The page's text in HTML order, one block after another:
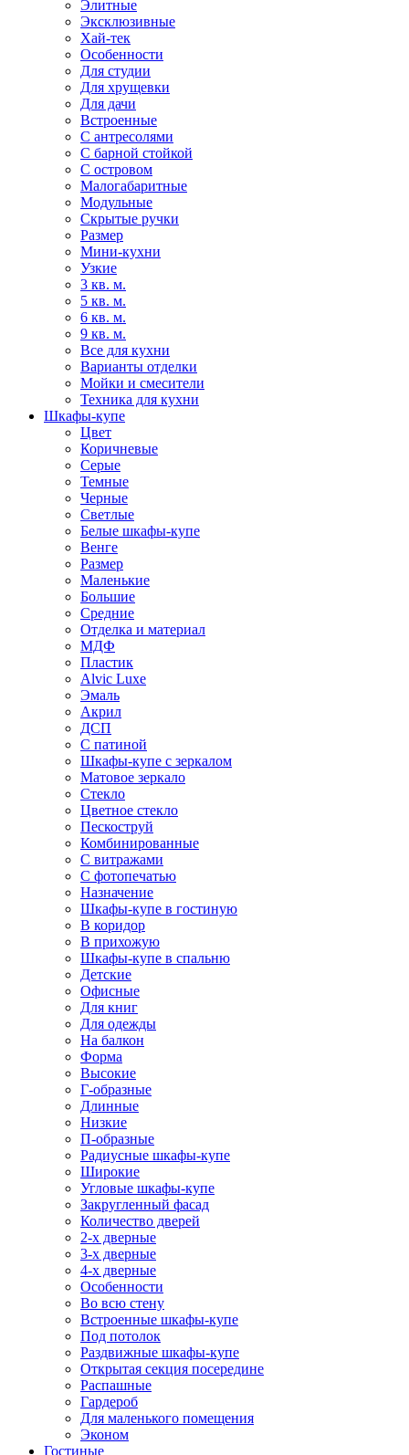
Элитные
Эксклюзивные
Хай-тек
Особенности
Для студии
Для хрущевки
Для дачи
Встроенные
С антресолями
С барной стойкой
С островом
Малогабаритные
Модульные
Скрытые ручки
Размер
Мини-кухни
Узкие
3 кв. м.
5 кв. м.
6 кв. м.
9 кв. м.
Все для кухни
Варианты отделки
Мойки и смесители
Техника для кухни
Шкафы-купе
Цвет
Коричневые
Серые
Темные
Черные
Светлые
Белые шкафы-купе
Венге
Размер
Маленькие
Большие
Средние
Отделка и материал
МДФ
Пластик
Alvic Luxe
Эмаль
Акрил
ДСП
С патиной
Шкафы-купе с зеркалом
Матовое зеркало
Стекло
Цветное стекло
Пескоструй
Комбинированные
С витражами
С фотопечатью
Назначение
Шкафы-купе в гостиную
В коридор
В прихожую
Шкафы-купе в спальню
Детские
Офисные
Для книг
Для одежды
На балкон
Форма
Высокие
Г-образные
Длинные
Низкие
П-образные
Радиусные шкафы-купе
Широкие
Угловые шкафы-купе
Закругленный фасад
Количество дверей
2-х дверные
3-х дверные
4-х дверные
Особенности
Во всю стену
Встроенные шкафы-купе
Под потолок
Раздвижные шкафы-купе
Открытая секция посередине
Распашные
Гардероб
Для маленького помещения
Эконом
Гостиные